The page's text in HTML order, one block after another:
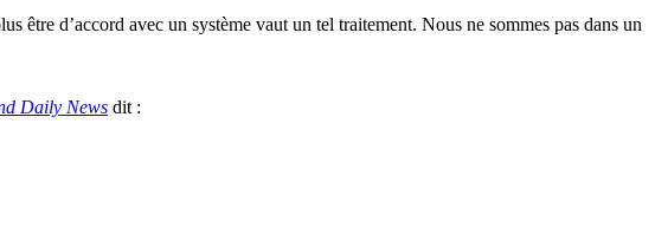
être d’accord avec un système vaut un tel traitement. Nous ne sommes pas dans un
Daily News dit :